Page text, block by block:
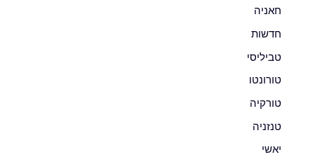
חאניה
חדשות
טביליסי
טורונטו
טורקיה
טנזניה
יאשי